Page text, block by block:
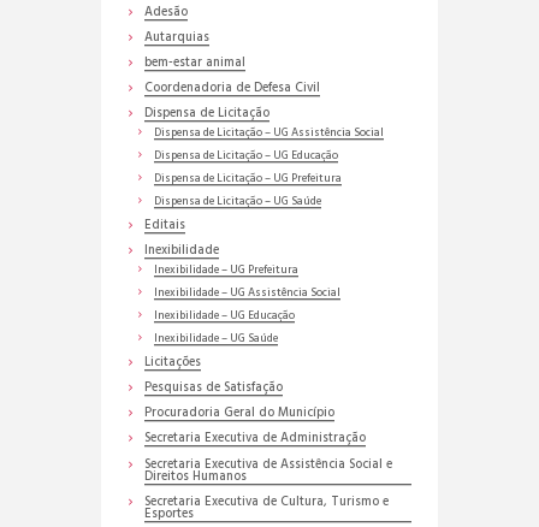
Adesão
Autarquias
bem-estar animal
Coordenadoria de Defesa Civil
Dispensa de Licitação
Dispensa de Licitação – UG Assistência Social
Dispensa de Licitação – UG Educação
Dispensa de Licitação – UG Prefeitura
Dispensa de Licitação – UG Saúde
Editais
Inexibilidade
Inexibilidade – UG Prefeitura
Inexibilidade – UG Assistência Social
Inexibilidade – UG Educação
Inexibilidade – UG Saúde
Licitações
Pesquisas de Satisfação
Procuradoria Geral do Município
Secretaria Executiva de Administração
Secretaria Executiva de Assistência Social e
Direitos Humanos
Secretaria Executiva de Cultura, Turismo e
Esportes